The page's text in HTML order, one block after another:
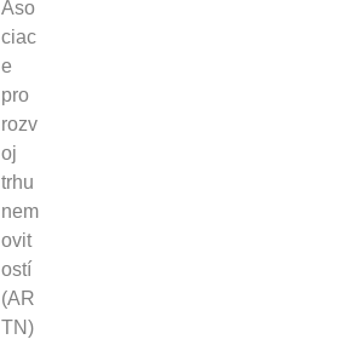
Aso
ciac
e
pro
rozv
oj
trhu
nem
ovit
ostí
(AR
TN)